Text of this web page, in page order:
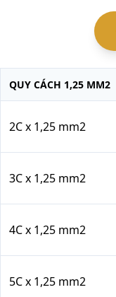
QUY CÁCH 1,25 MM2
2C x 1,25 mm2
3C x 1,25 mm2
4C x 1,25 mm2
5C x 1,25 mm2